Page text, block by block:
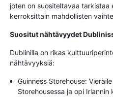
joten on suositeltavaa tarkistaa
kerroksittain mahdollisten
Suositut nähtävyydet
Dublinilla on rikas
nähtävyyksiä:
Guinness Storehouse:
Storehousessa ja opi Irlannin